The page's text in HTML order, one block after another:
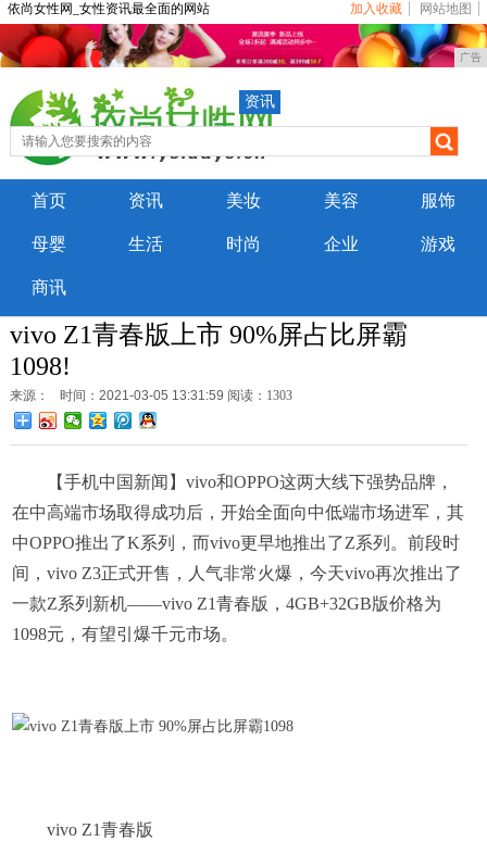
依尚女性网_女性资讯最全面的网站 加入收藏 网站地图
广告
资讯
首页 资讯 美妆 美容 服饰
母婴 生活 时尚 企业 游戏
商讯
vivo Z1青春版上市 90%屏占比屏霸
1098!
来源： 时间：2021-03-05 13:31:59 阅读：1303
【手机中国新闻】vivo和OPPO这两大线下强势品牌，
在中高端市场取得成功后，开始全面向中低端市场进军，其
中OPPO推出了K系列，而vivo更早地推出了Z系列。前段时
间，vivo Z3正式开售，人气非常火爆，今天vivo再次推出了
一款Z系列新机——vivo Z1青春版，4GB+32GB版价格为
1098元，有望引爆千元市场。
vivo Z1青春版